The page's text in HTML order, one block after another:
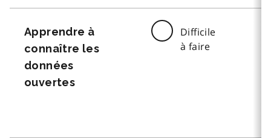
Apprendre à
connaître les
données
ouvertes
Difficile
à faire